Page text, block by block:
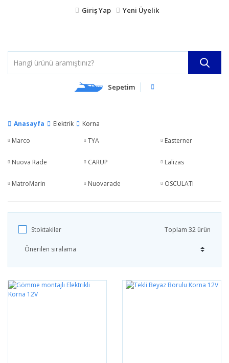
Giriş Yap Yeni Üyelik
Sepetim
Anasayfa Elektrik
Korna
Marco
TYA Easterner
Nuova Rade CARUP Lalizas
MatroMarin Nuovarade OSCULATI
Stoktakiler Toplam 32 ürün